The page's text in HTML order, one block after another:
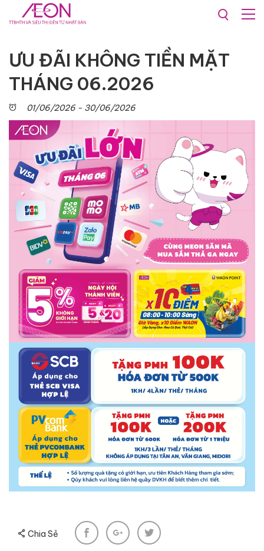
Khuyến mãi & Sự kiện
ƯU ĐÃI KHÔNG TIỀN MẶT
THÁNG 06.2026
01/06/2026 - 30/06/2026
Chia Sẻ